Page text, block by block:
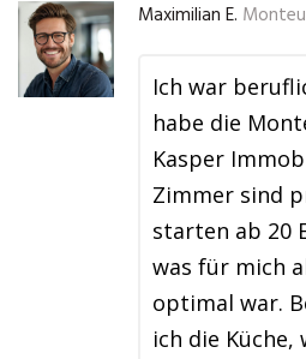
Maximilian E.
Ich war
habe die
Kasper
Zimmer sind
starten ab 20
was für mich
optimal war.
ich die Küche,